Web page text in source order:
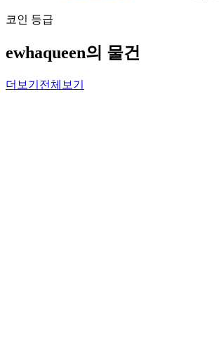
코인 등급
ewhaqueen의 물건
더보기 전체보기